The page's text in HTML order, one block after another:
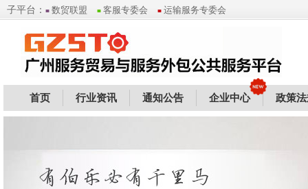
子平台： ■ 数贸联盟 ■ 客服专委会 ■ 运输服务专委会
首页 行业资讯 通知公告 企业中心 政策